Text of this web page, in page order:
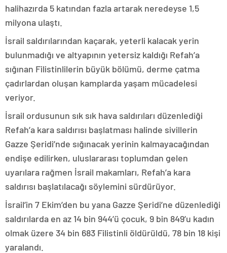
halihazırda 5 katından fazla artarak neredeyse 1,5
milyona ulaştı.
İsrail saldırılarından kaçarak, yeterli kalacak yerin
bulunmadığı ve altyapının yetersiz kaldığı Refah’a
sığınan Filistinlilerin büyük bölümü, derme çatma
çadırlardan oluşan kamplarda yaşam mücadelesi
veriyor.
İsrail ordusunun sık sık hava saldırıları düzenlediği
Refah’a kara saldırısı başlatması halinde sivillerin
Gazze Şeridi’nde sığınacak yerinin kalmayacağından
endişe edilirken, uluslararası toplumdan gelen
uyarılara rağmen İsrail makamları, Refah’a kara
saldırısı başlatılacağı söylemini sürdürüyor.
İsrail’in 7 Ekim’den bu yana Gazze Şeridi’ne düzenlediği
saldırılarda en az 14 bin 944’ü çocuk, 9 bin 849’u kadın
olmak üzere 34 bin 683 Filistinli öldürüldü, 78 bin 18 kişi
yaralandı.